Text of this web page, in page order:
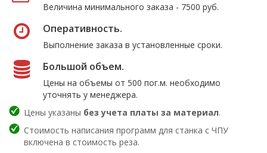
Величина минимального заказа - 7500 руб.
Оперативность.
Выполнение заказа в установленные сроки.
Большой объем.
Цены на объемы от 500 пог.м. необходимо
уточнять у менеджера.
Цены указаны без учета платы за материал.
Стоимость написания программ для станка с ЧПУ
включена в стоимость реза.